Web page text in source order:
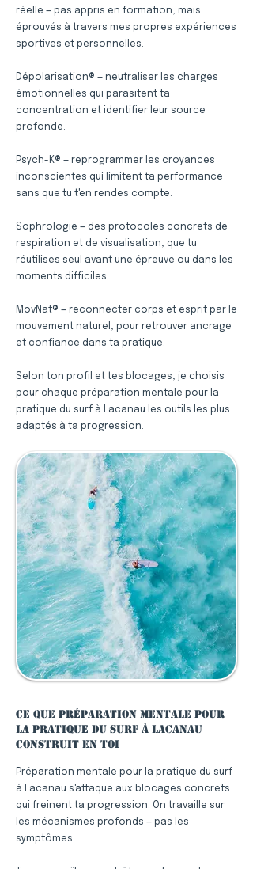
réelle — pas appris en formation, mais
éprouvés à travers mes propres expériences
sportives et personnelles.
Dépolarisation® — neutraliser les charges
émotionnelles qui parasitent ta
concentration et identifier leur source
profonde.
Psych-K® — reprogrammer les croyances
inconscientes qui limitent ta performance
sans que tu t'en rendes compte.
Sophrologie — des protocoles concrets de
respiration et de visualisation, que tu
réutilises seul avant une épreuve ou dans les
moments difficiles.
MovNat® — reconnecter corps et esprit par le
mouvement naturel, pour retrouver ancrage
et confiance dans ta pratique.
Selon ton profil et tes blocages, je choisis
pour chaque préparation mentale pour la
pratique du surf à Lacanau les outils les plus
adaptés à ta progression.
Ce que préparation mentale pour
la pratique du surf à Lacanau
construit en toi
Préparation mentale pour la pratique du surf
à Lacanau s'attaque aux blocages concrets
qui freinent ta progression. On travaille sur
les mécanismes profonds — pas les
symptômes.